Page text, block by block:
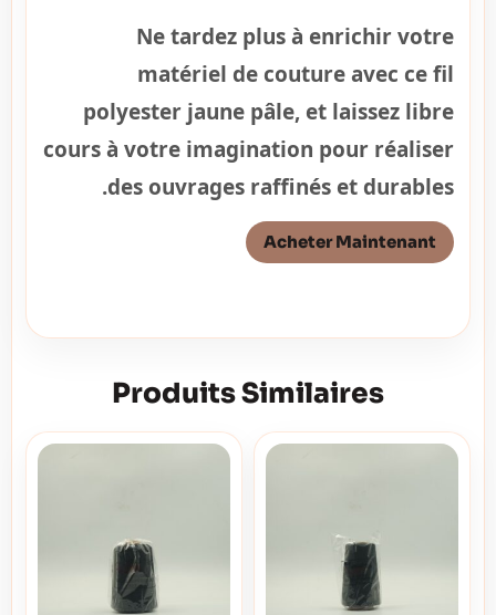
Ne tardez plus à enrichir votre
matériel de couture avec ce fil
polyester jaune pâle, et laissez libre
cours à votre imagination pour réaliser
des ouvrages raffinés et durables.
Acheter Maintenant
Produits Similaires